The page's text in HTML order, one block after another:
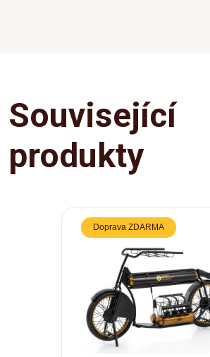
Související
produkty
Doprava ZDARMA